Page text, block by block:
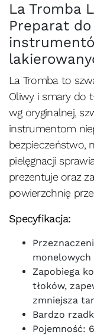
La Tromba
Preparat
La Tromba to
Oliwy i smary do
wg oryginalnej,
instrumentom
bezpieczeństwo,
pielęgnacji
prezentuje oraz
powierzchnię
Specyfikacja:
Zapobiega
tłoków,
zmniejsza
Bardzo
Pojemność: